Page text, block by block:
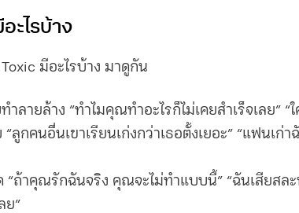
ะไรบ้าง
มีอะไรบ้าง มาดูกัน
ลายล้าง “ทำไมคุณทำอะไรก็ไม่เคยสำเร็จเลย” “
ลูกคนอื่นเขาเรียนเก่งกว่าเธอตั้งเยอะ” “แฟนเก่
“ถ้าคุณรักฉันจริง คุณจะไม่ทำแบบนี้” “ฉันเสียสล
ย”